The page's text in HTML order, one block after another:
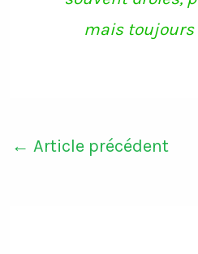
mais toujours
← Article précédent